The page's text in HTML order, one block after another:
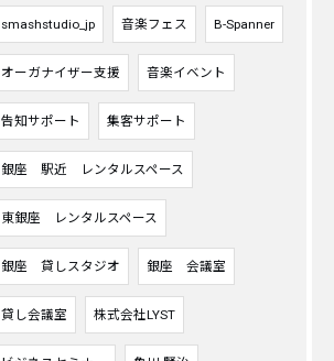
smashstudio_jp 音楽フェス B-Spanner
オーガナイザー支援 音楽イベント
告知サポート 集客サポート
銀座 駅近 レンタルスペース
東銀座 レンタルスペース
銀座 貸しスタジオ 銀座 会議室
貸し会議室 株式会社LYST